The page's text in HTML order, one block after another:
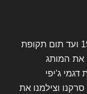
משנת 1970 ועד תום תקופת
את המותג
דגמי ג'יפי
וצילמנו את